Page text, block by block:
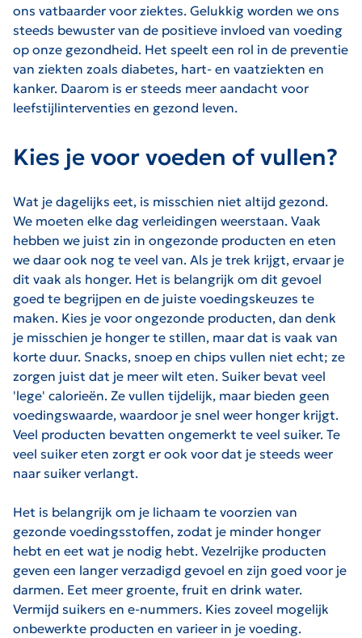
ons vatbaarder voor ziektes. Gelukkig worden we ons
steeds bewuster van de positieve invloed van voeding
op onze gezondheid. Het speelt een rol in de preventie
van ziekten zoals diabetes, hart- en vaatziekten en
kanker. Daarom is er steeds meer aandacht voor
leefstijlinterventies en gezond leven.
Kies je voor voeden of vullen?
Wat je dagelijks eet, is misschien niet altijd gezond.
We moeten elke dag verleidingen weerstaan. Vaak
hebben we juist zin in ongezonde producten en eten
we daar ook nog te veel van. Als je trek krijgt, ervaar je
dit vaak als honger. Het is belangrijk om dit gevoel
goed te begrijpen en de juiste voedingskeuzes te
maken. Kies je voor ongezonde producten, dan denk
je misschien je honger te stillen, maar dat is vaak van
korte duur. Snacks, snoep en chips vullen niet echt; ze
zorgen juist dat je meer wilt eten. Suiker bevat veel
'lege' calorieën. Ze vullen tijdelijk, maar bieden geen
voedingswaarde, waardoor je snel weer honger krijgt.
Veel producten bevatten ongemerkt te veel suiker. Te
veel suiker eten zorgt er ook voor dat je steeds weer
naar suiker verlangt.
Het is belangrijk om je lichaam te voorzien van
gezonde voedingsstoffen, zodat je minder honger
hebt en eet wat je nodig hebt. Vezelrijke producten
geven een langer verzadigd gevoel en zijn goed voor je
darmen. Eet meer groente, fruit en drink water.
Vermijd suikers en e-nummers. Kies zoveel mogelijk
onbewerkte producten en varieer in je voeding.